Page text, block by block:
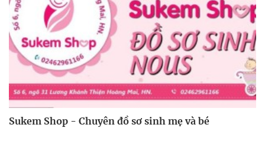
Sukem Shop - Chuyên đồ sơ sinh mẹ và bé